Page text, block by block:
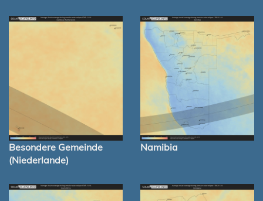
Besondere Gemeinde
(Niederlande)
Namibia